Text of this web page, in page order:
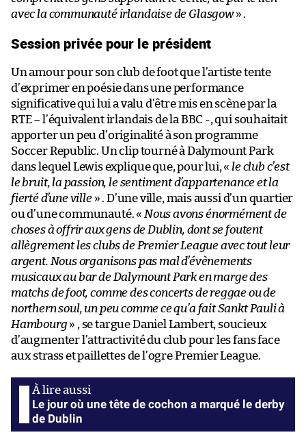
avec la communauté irlandaise de Glasgow» .
Session privée pour le président
Un amour pour son club de foot que l’artiste tente
d’exprimer en poésie dans une performance
significative qui lui a valu d’être mis en scène par la
RTE – l’équivalent irlandais de la BBC -, qui souhaitait
apporter un peu d’originalité à son programme
Soccer Republic. Un clip tourné à Dalymount Park
dans lequel Lewis explique que, pour lui, « le club c’est
le bruit, la passion, le sentiment d’appartenance et la
fierté d’une ville» . D’une ville, mais aussi d’un quartier
ou d’une communauté. « Nous avons énormément de
choses à offrir aux gens de Dublin, dont se foutent
allègrement les clubs de Premier League avec tout leur
argent. Nous organisons pas mal d’évènements
musicaux au bar de Dalymount Park en marge des
matchs de foot, comme des concerts de reggae ou de
northern soul, un peu comme ce qu’a fait Sankt Pauli à
Hambourg » , se targue Daniel Lambert, soucieux
d’augmenter l’attractivité du club pour les fans face
aux strass et paillettes de l’ogre Premier League.
Le jour où une tête de cochon a marqué le derby
de Dublin